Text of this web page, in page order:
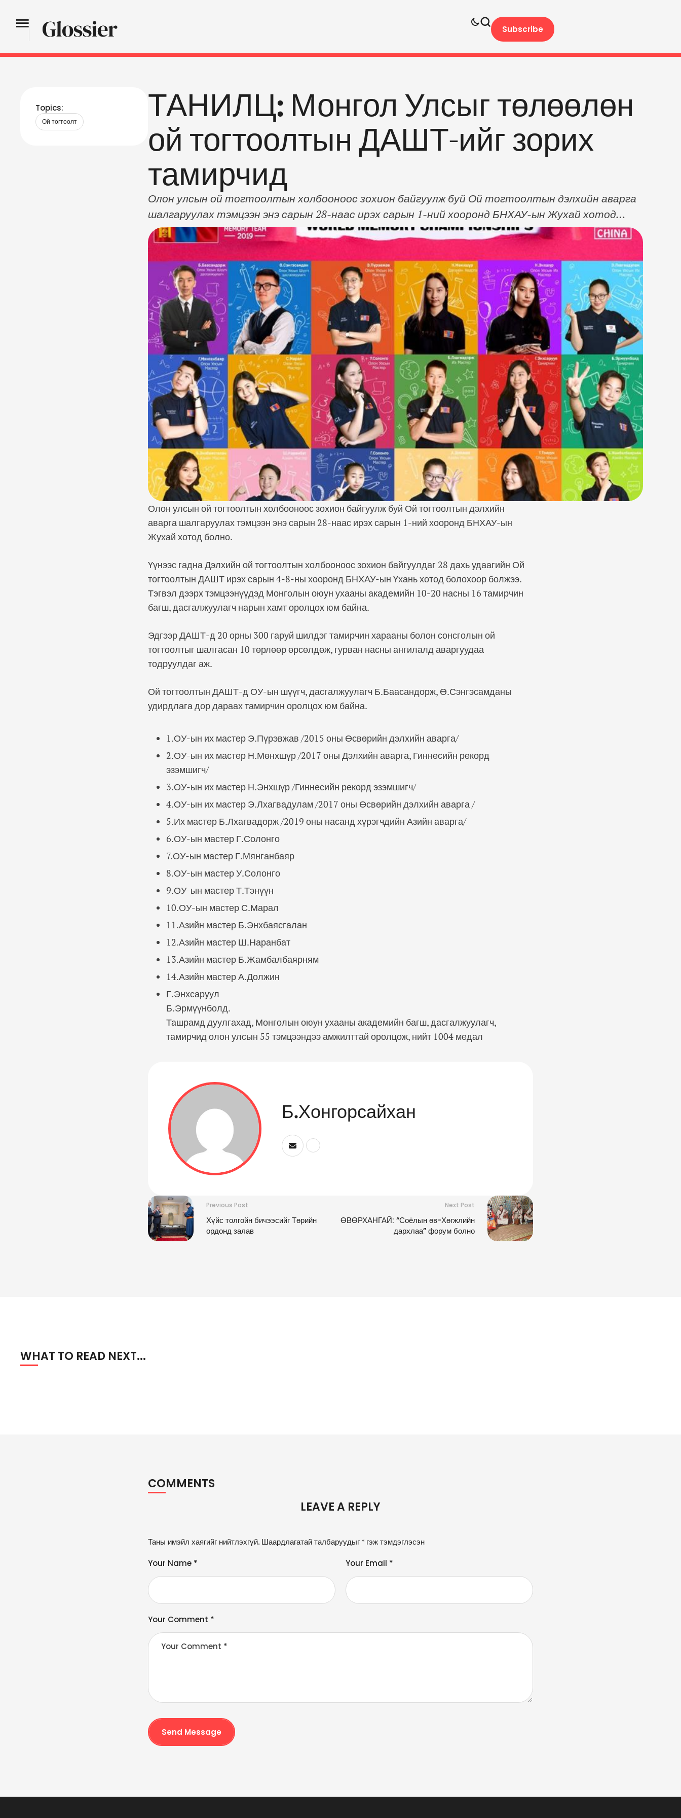
Subscribe
Topics:
Ой тогтоолт
ТАНИЛЦ: Монгол Улсыг төлөөлөн
ой тогтоолтын ДАШТ-ийг зорих
тамирчид
Олон улсын ой тогтоолтын холбооноос зохион байгуулж буй Ой тогтоолтын дэлхийн аварга
шалгаруулах тэмцээн энэ сарын 28-наас ирэх сарын 1-ний хооронд БНХАУ-ын Жухай хотод
болно. Үүнээс гадна Дэлхийн ой тогтоолтын холбооноос зохион байгуулдаг 28 дахь удаагийн
Ой тогтоолтын ДАШТ ирэх сарын 4-8-ны хооронд БНХАУ-ын Үхань хотод болохоор болжээ.
Тэгвэл дээрх тэмцээнүүдэд Монголын оюун ухааны академийн …
Олон улсын ой тогтоолтын холбооноос зохион байгуулж буй Ой тогтоолтын дэлхийн
аварга шалгаруулах тэмцээн энэ сарын 28-наас ирэх сарын 1-ний хооронд БНХАУ-ын
Жухай хотод болно.
Үүнээс гадна Дэлхийн ой тогтоолтын холбооноос зохион байгуулдаг 28 дахь удаагийн Ой
тогтоолтын ДАШТ ирэх сарын 4-8-ны хооронд БНХАУ-ын Үхань хотод болохоор болжээ.
Тэгвэл дээрх тэмцээнүүдэд Монголын оюун ухааны академийн 10-20 насны 16 тамирчин
багш, дасгалжуулагч нарын хамт оролцох юм байна.
Эдгээр ДАШТ-д 20 орны 300 гаруй шилдэг тамирчин харааны болон сонсголын ой
тогтоолтыг шалгасан 10 төрлөөр өрсөлдөж, гурван насны ангилалд аваргуудаа
тодруулдаг аж.
Ой тогтоолтын ДАШТ-д ОУ-ын шүүгч, дасгалжуулагч Б.Баасандорж, Ө.Сэнгэсамданы
удирдлага дор дараах тамирчин оролцох юм байна.
1.ОУ-ын их мастер Э.Пүрэвжав /2015 оны Өсвөрийн дэлхийн аварга/
2.ОУ-ын их мастер Н.Мөнхшүр /2017 оны Дэлхийн аварга, Гиннесийн рекорд
эзэмшигч/
3.ОУ-ын их мастер Н.Энхшүр /Гиннесийн рекорд эзэмшигч/
4.ОУ-ын их мастер Э.Лхагвадулам /2017 оны Өсвөрийн дэлхийн аварга /
5.Их мастер Б.Лхагвадорж /2019 оны насанд хүрэгчдийн Азийн аварга/
6.ОУ-ын мастер Г.Солонго
7.ОУ-ын мастер Г.Мянганбаяр
8.ОУ-ын мастер У.Солонго
9.ОУ-ын мастер Т.Тэнүүн
10.ОУ-ын мастер С.Марал
11.Азийн мастер Б.Энхбаясгалан
12.Азийн мастер Ш.Наранбат
13.Азийн мастер Б.Жамбалбаярням
14.Азийн мастер А.Должин
Г.Энхсаруул
Б.Эрмүүнболд.
Ташрамд дуулгахад, Монголын оюун ухааны академийн багш, дасгалжуулагч,
тамирчид олон улсын 55 тэмцээндээ амжилттай оролцож, нийт 1004 медал
Б.Хонгорсайхан
Previous Post
Хүйс толгойн бичээсийг Төрийн
ордонд залав
Next Post
ӨВӨРХАНГАЙ: “Соёлын өв-Хөгжлийн
дархлаа” форум болно
WHAT TO READ NEXT...
COMMENTS
LEAVE A REPLY
Таны имэйл хаягийг нийтлэхгүй. Шаардлагатай талбаруудыг * гэж тэмдэглэсэн
Your Comment *
Your Name * Your Email *
Send Message
A
e
n
a
ti
v
e